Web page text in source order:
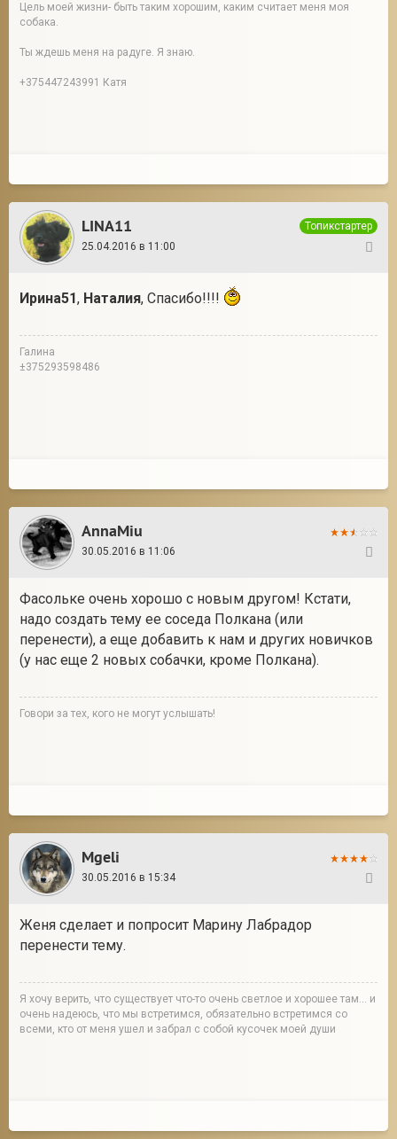
Цель моей жизни- быть таким хорошим, каким считает меня моя
собака.
Ты ждешь меня на радуге. Я знаю.
+375447243991 Катя
LINA11
Топикстартер
25.04.2016 в 11:00
Ирина51, Наталия, Спасибо!!!!
Галина
±375293598486
AnnaMiu
30.05.2016 в 11:06
Фасольке очень хорошо с новым другом! Кстати,
надо создать тему ее соседа Полкана (или
перенести), а еще добавить к нам и других новичков
(у нас еще 2 новых собачки, кроме Полкана).
Говори за тех, кого не могут услышать!
Mgeli
30.05.2016 в 15:34
Женя сделает и попросит Марину Лабрадор
перенести тему.
Я хочу верить, что существует что-то очень светлое и хорошее там... и
очень надеюсь, что мы встретимся, обязательно встретимся со
всеми, кто от меня ушел и забрал с собой кусочек моей души